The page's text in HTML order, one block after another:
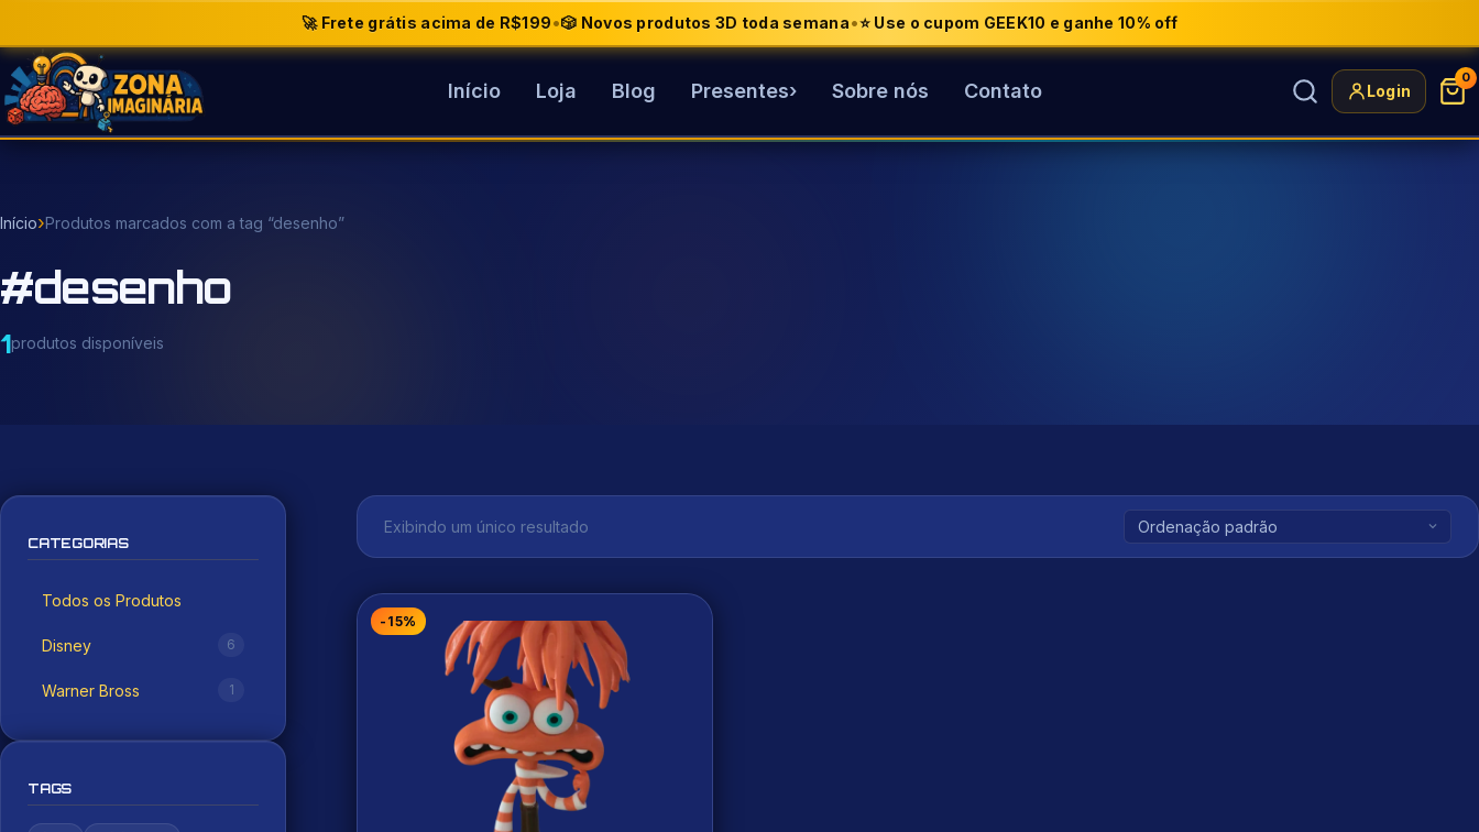
🚀 Frete grátis acima de R$199•🎲 Novos produtos 3D toda semana•⭐ Use o cupom GEEK10 e ganhe 10% off
Início Loja Blog Presentes› Sobre nós Contato Login
0
Início›Produtos marcados com a tag “desenho”
#desenho
1produtos disponíveis
CATEGORIAS
Todos os Produtos
Disney 6
Warner Bross 1
TAGS
Exibindo um único resultado
-15%